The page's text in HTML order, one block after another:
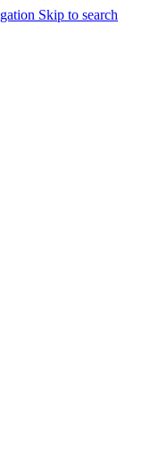
Skip to search